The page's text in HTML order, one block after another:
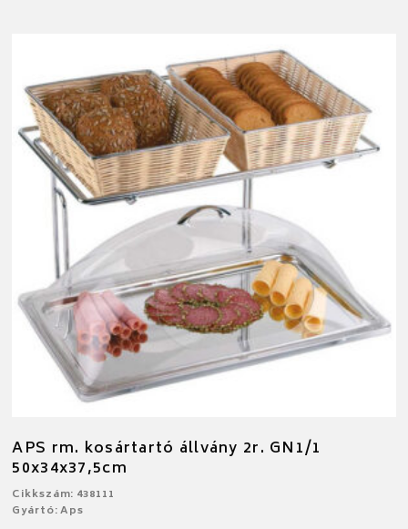
APS rm. kosártartó állvány 2r. GN1/1
50x34x37,5cm
Cikkszám: 438111
Gyártó: Aps